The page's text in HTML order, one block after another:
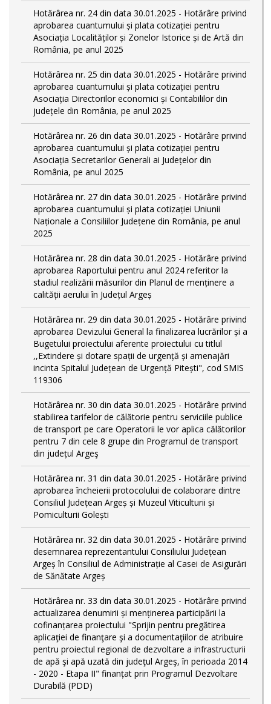
Hotărârea nr. 24 din data 30.01.2025 - Hotărâre privind
aprobarea cuantumului și plata cotizației pentru
Asociația Localităților și Zonelor Istorice și de Artă din
România, pe anul 2025
Hotărârea nr. 25 din data 30.01.2025 - Hotărâre privind
aprobarea cuantumului și plata cotizației pentru
Asociația Directorilor economici și Contabililor din
județele din România, pe anul 2025
Hotărârea nr. 26 din data 30.01.2025 - Hotărâre privind
aprobarea cuantumului și plata cotizației pentru
Asociația Secretarilor Generali ai Județelor din
România, pe anul 2025
Hotărârea nr. 27 din data 30.01.2025 - Hotărâre privind
aprobarea cuantumului și plata cotizației Uniunii
Naționale a Consiliilor Județene din România, pe anul
2025
Hotărârea nr. 28 din data 30.01.2025 - Hotărâre privind
aprobarea Raportului pentru anul 2024 referitor la
stadiul realizării măsurilor din Planul de menținere a
calității aerului în Județul Argeș
Hotărârea nr. 29 din data 30.01.2025 - Hotărâre privind
aprobarea Devizului General la finalizarea lucrărilor și a
Bugetului proiectului aferente proiectului cu titlul
,,Extindere și dotare spații de urgență și amenajări
incinta Spitalul Județean de Urgență Pitești", cod SMIS
119306
Hotărârea nr. 30 din data 30.01.2025 - Hotărâre privind
stabilirea tarifelor de călătorie pentru serviciile publice
de transport pe care Operatorii le vor aplica călătorilor
pentru 7 din cele 8 grupe din Programul de transport
din județul Argeş
Hotărârea nr. 31 din data 30.01.2025 - Hotărâre privind
aprobarea încheierii protocolului de colaborare dintre
Consiliul Județean Argeș și Muzeul Viticulturii și
Pomiculturii Golești
Hotărârea nr. 32 din data 30.01.2025 - Hotărâre privind
desemnarea reprezentantului Consiliului Județean
Argeș în Consiliul de Administrație al Casei de Asigurări
de Sănătate Argeș
Hotărârea nr. 33 din data 30.01.2025 - Hotărâre privind
actualizarea denumirii și menținerea participării la
cofinanțarea proiectului "Sprijin pentru pregătirea
aplicaţiei de finanţare şi a documentaţiilor de atribuire
pentru proiectul regional de dezvoltare a infrastructurii
de apă şi apă uzată din judeţul Argeş, în perioada 2014
- 2020 - Etapa II" finanțat prin Programul Dezvoltare
Durabilă (PDD)